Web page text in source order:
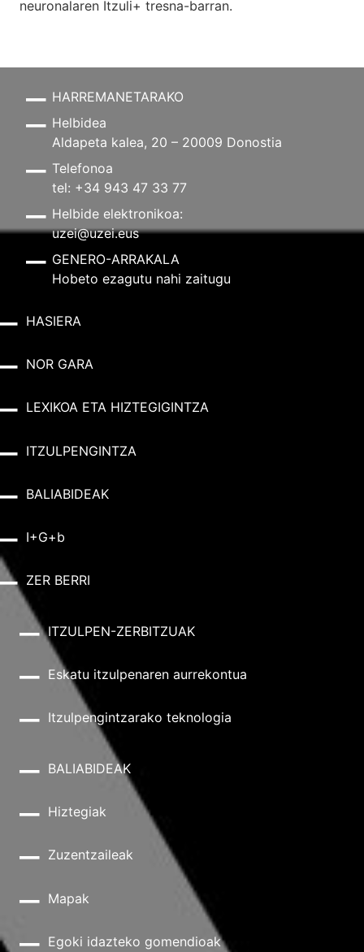
neuronalaren Itzuli+ tresna-barran.
HARREMANETARAKO
Helbidea
Aldapeta kalea, 20 – 20009 Donostia
Telefonoa
tel: +34 943 47 33 77
Helbide elektronikoa:
uzei@uzei.eus
GENERO-ARRAKALA
Hobeto ezagutu nahi zaitugu
HASIERA
NOR GARA
LEXIKOA ETA HIZTEGIGINTZA
ITZULPENGINTZA
BALIABIDEAK
I+G+b
ZER BERRI
ITZULPEN-ZERBITZUAK
Eskatu itzulpenaren aurrekontua
Itzulpengintzarako teknologia
BALIABIDEAK
Hiztegiak
Zuzentzaileak
Mapak
Egoki idazteko gomendioak